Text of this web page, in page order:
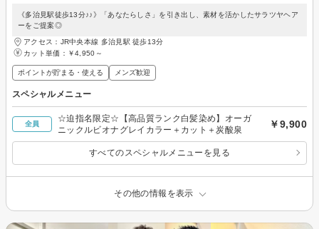
《多治見駅徒歩13分♪♪》「あなたらしさ」を引き出し、素材を活かしたサラツヤヘア
ーをご提案◎
アクセス：JR中央本線 多治見駅 徒歩13分
カット単価： ￥4,950～
ポイントが貯まる・使える メンズ歓迎
スペシャルメニュー
全員
☆迫指名限定☆【高品質ランク白髪染め】オーガ
ニックルビオナグレイカラー＋カット＋炭酸泉
￥9,900
すべてのスペシャルメニューを見る
その他の情報を表示